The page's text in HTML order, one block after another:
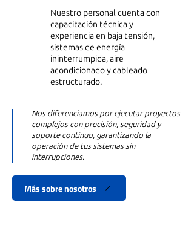
Nuestro personal cuenta con
capacitación técnica y
experiencia en baja tensión,
sistemas de energía
ininterrumpida, aire
acondicionado y cableado
estructurado.
Nos diferenciamos por ejecutar proyectos
complejos con precisión, seguridad y
soporte continuo, garantizando la
operación de tus sistemas sin
interrupciones.
Más sobre nosotros